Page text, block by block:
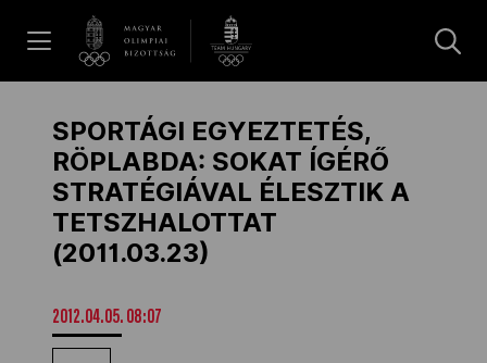
Hírek
Galéria
SPORTÁGI EGYEZTETÉS,
RÖPLABDA: SOKAT ÍGÉRŐ
STRATÉGIÁVAL ÉLESZTIK A
TETSZHALOTTAT
(2011.03.23)
2012.04.05. 08:07